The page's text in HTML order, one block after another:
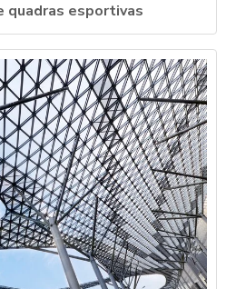
quadras esportivas